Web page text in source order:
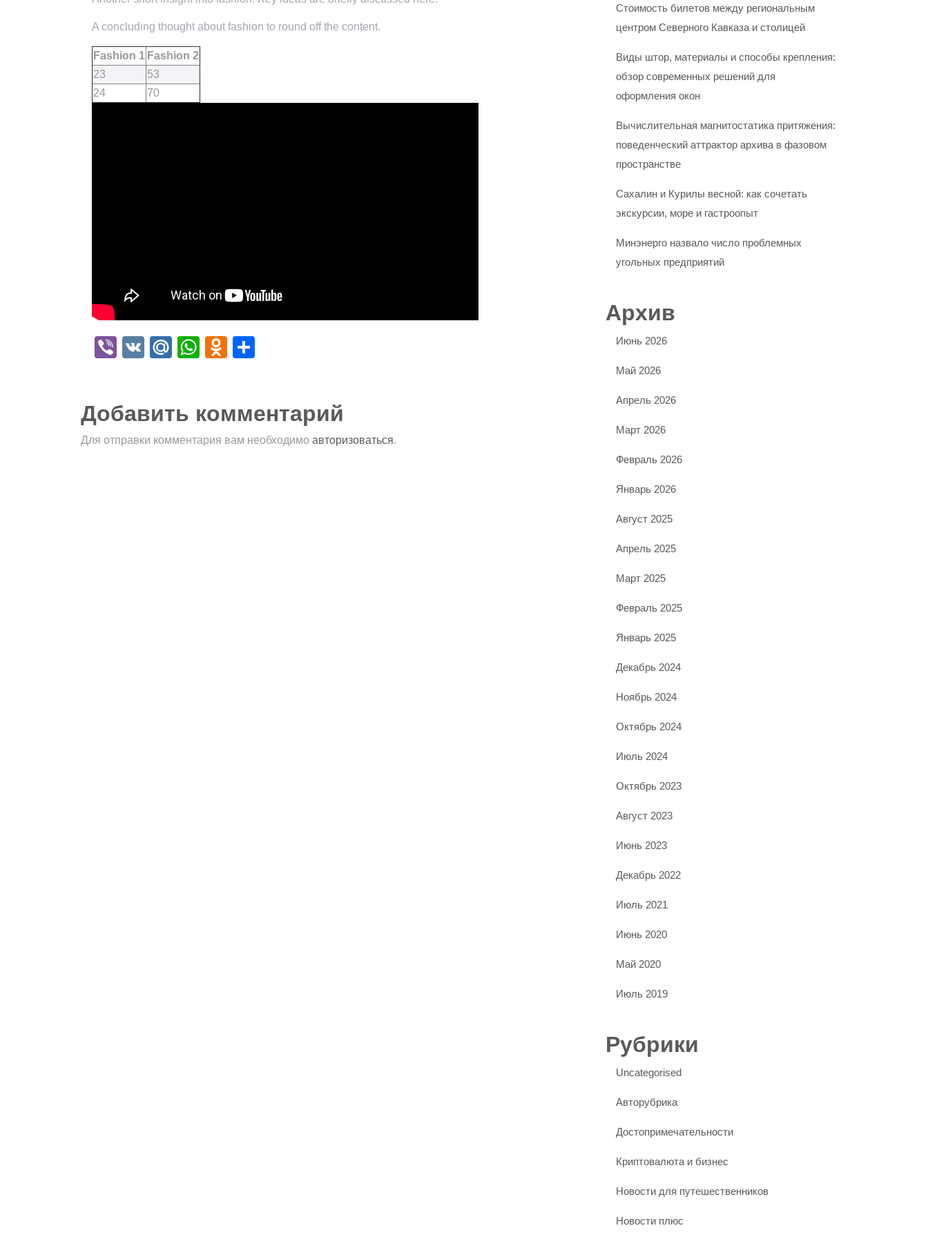
A concluding thought about fashion to round off the content.
Fashion 1 Fashion 2
23
53
24
70
Viber
VK Mail.Ru
WhatsApp
Odnoklassniki
Добавить комментарий
Для отправки комментария вам необходимо авторизоваться.
Стоимость билетов между региональным
центром Северного Кавказа и столицей
Виды штор, материалы и способы крепления:
обзор современных решений для
оформления окон
Вычислительная магнитостатика притяжения:
поведенческий аттрактор архива в фазовом
пространстве
Сахалин и Курилы весной: как сочетать
экскурсии, море и гастроопыт
Минэнерго назвало число проблемных
угольных предприятий
Архив
Июнь 2026
Май 2026
Апрель 2026
Март 2026
Февраль 2026
Январь 2026
Август 2025
Апрель 2025
Март 2025
Февраль 2025
Январь 2025
Декабрь 2024
Ноябрь 2024
Октябрь 2024
Июль 2024
Октябрь 2023
Август 2023
Июнь 2023
Декабрь 2022
Июль 2021
Июнь 2020
Май 2020
Июль 2019
Рубрики
Uncategorised
Авторубрика
Достопримечательности
Криптовалюта и бизнес
Новости для путешественников
Новости плюс